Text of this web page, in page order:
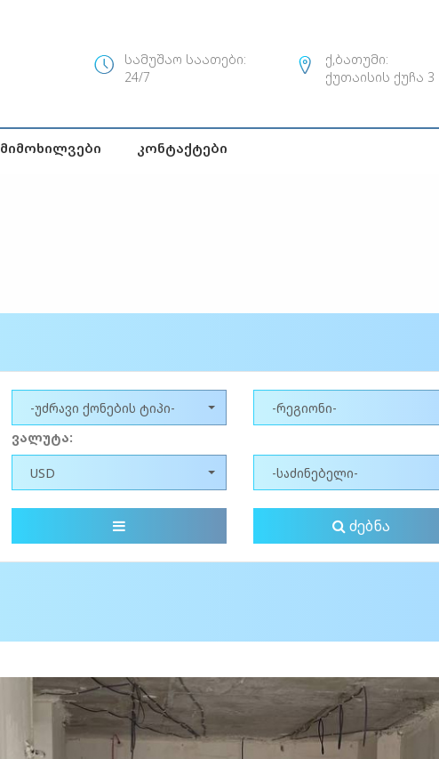
სამუშაო საათები:
24/7
ქ,ბათუმი:
ქუთაისის ქუჩა 3
Მიმოხილვები Კონტაქტები
-უძრავი ქონების ტიპი-
-რეგიონი-
ვალუტა:
USD -საძინებელი-
ძებნა